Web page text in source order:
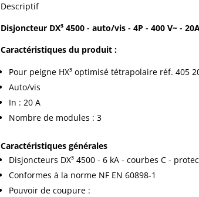
Descriptif
Disjoncteur DX³ 4500 - auto/vis - 4P - 400 V~ -
Caractéristiques du produit :
Pour peigne HX³ optimisé tétrapolaire réf. 405
Auto/vis
In : 20 A
Nombre de modules : 3
Caractéristiques générales
Disjoncteurs DX³ 4500 - 6 kA - courbes C -
Conformes à la norme NF EN 60898-1
Pouvoir de coupure :